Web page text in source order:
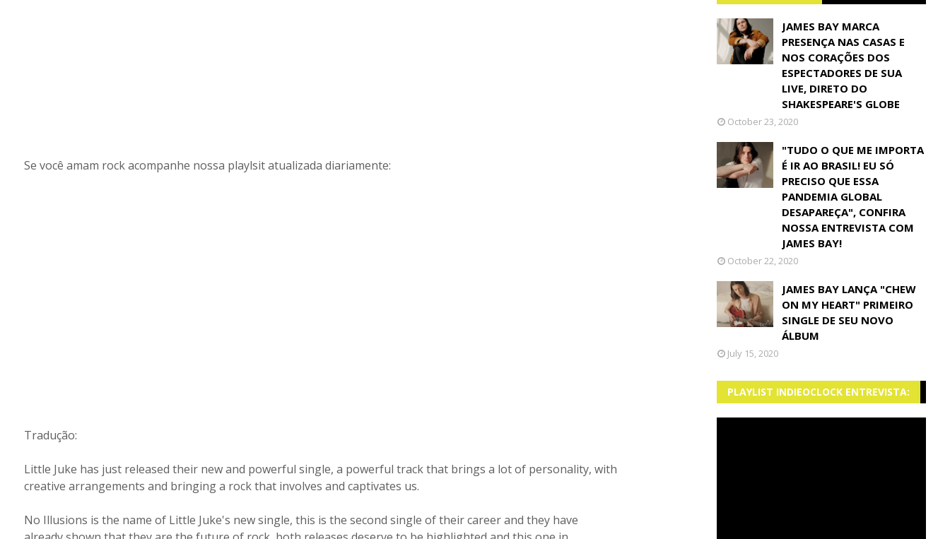
Se você amam rock acompanhe nossa playlsit atualizada diariamente:
Tradução:
Little Juke has just released their new and powerful single, a powerful track that brings a lot of personality, with
creative arrangements and bringing a rock that involves and captivates us.
No Illusions is the name of Little Juke's new single, this is the second single of their career and they have
JAMES BAY MARCA
PRESENÇA NAS CASAS E
NOS CORAÇÕES DOS
ESPECTADORES DE SUA
LIVE, DIRETO DO
SHAKESPEARE'S GLOBE
October 23, 2020
"TUDO O QUE ME IMPORTA
É IR AO BRASIL! EU SÓ
PRECISO QUE ESSA
PANDEMIA GLOBAL
DESAPAREÇA", CONFIRA
NOSSA ENTREVISTA COM
JAMES BAY!
October 22, 2020
JAMES BAY LANÇA "CHEW
ON MY HEART" PRIMEIRO
SINGLE DE SEU NOVO
ÁLBUM
July 15, 2020
PLAYLIST INDIEOCLOCK ENTREVISTA: